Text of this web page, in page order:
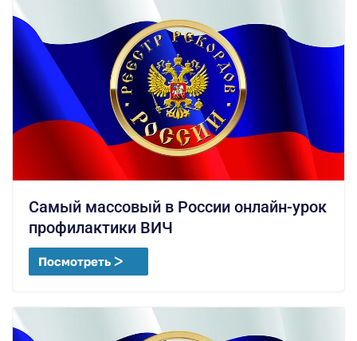
Самый массовый в России онлайн-урок
профилактики ВИЧ
Посмотреть ᐳ